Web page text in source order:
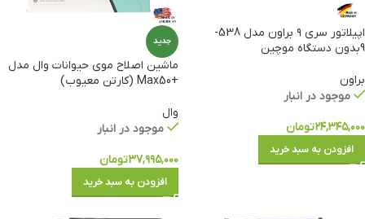
اپیلاتور سری ۹ براون مدل 538-
9بدون دستگاه موچین
براون
موجود در انبار
۲۴,۳۴۵,۰۰۰تومان
افزودن به سبد خرید
جدید
ماشین اصلاح موی حیوانات وال مدل
+Max50 (کارتن معیوب)
وال
موجود در انبار
۳۷,۹۹۵,۰۰۰تومان
افزودن به سبد خرید